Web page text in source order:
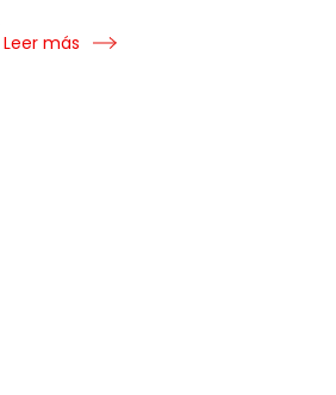
Leer más